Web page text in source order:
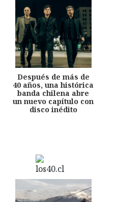
Después de más de
40 años, una histórica
banda chilena abre
un nuevo capítulo con
disco inédito